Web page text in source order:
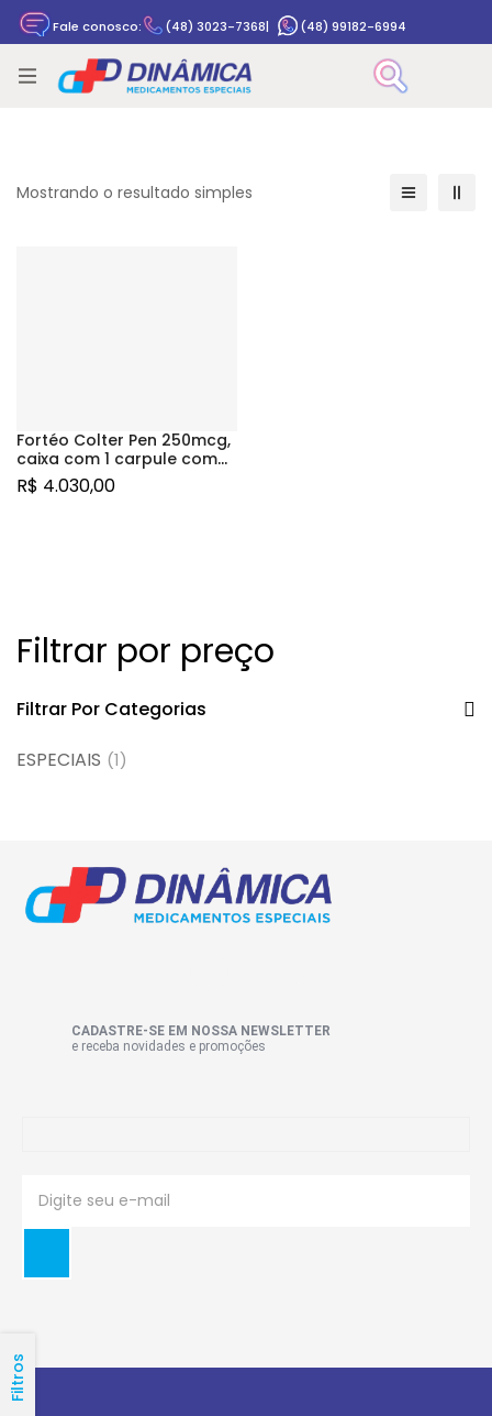
Fale conosco: (48) 3023-7368| (48) 99182-6994
Rastrear pedido
Filtrar por preço
Filtrar Por Categorias
ESPECIAIS (1)
Filtros
Mostrando o resultado simples
Fortéo Colter Pen 250mcg,
caixa com 1 carpule com
2,4mL de solução de uso
subcutâneo + sistema de
R$ 4.030,00
CADASTRE-SE EM NOSSA NEWSLETTER
e receba novidades e promoções